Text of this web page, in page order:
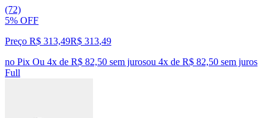
(72)
5% OFF
Preço R$ 313,49R$ 313,49
no Pix Ou 4x de R$ 82,50 sem jurosou 4x de R$ 82,50 sem juros
Full